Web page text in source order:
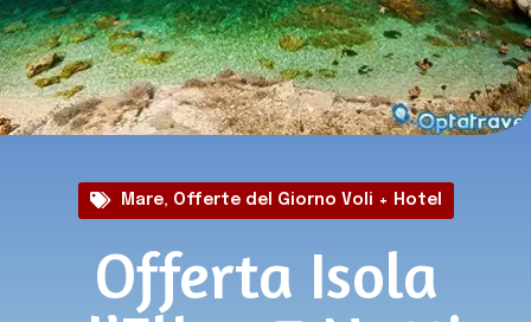
Mare, Offerte del Giorno Voli + Hotel
Offerta Isola